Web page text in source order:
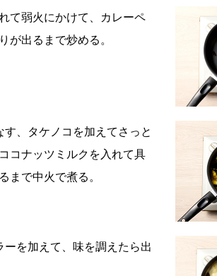
て弱火にかけて、カレーペ
が出るまで炒める。
す、タケノコを加えてさっと
コナッツミルクを入れて具
まで中火で煮る。
ーを加えて、味を調えたら出